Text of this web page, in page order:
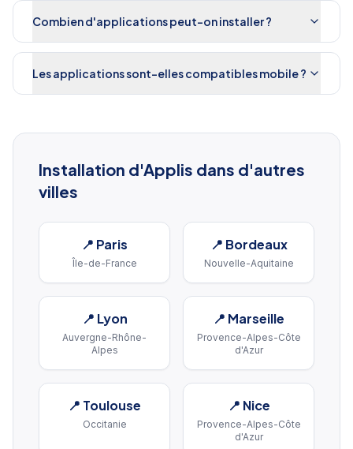
Combien d'applications peut-on installer ?
Les applications sont-elles compatibles mobile ?
Installation d'Applis dans d'autres
villes
📍 Paris
Île-de-France
📍 Bordeaux
Nouvelle-Aquitaine
📍 Lyon
Auvergne-Rhône-
Alpes
📍 Marseille
Provence-Alpes-Côte
d'Azur
📍 Toulouse
Occitanie
📍 Nice
Provence-Alpes-Côte
d'Azur